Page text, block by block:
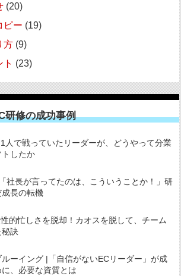
(20)
ピー (19)
方 (9)
(23)
研修の成功事例
人で戦っていたリーダーが、どうやって分業
したか
社長が言ってたのは、こういうことか！」研
長の転機
的忙しさを脱却！カオスを脱して、チーム
秘訣
ルーイング |「自信がないECリーダー」が成
、必要な資質とは